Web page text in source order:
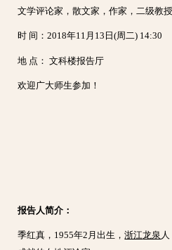
文学评论家，散文家，作家，二级教授
时 间：2018年11月13日(周二) 14:30
地 点： 文科楼报告厅
欢迎广大师生参加！
报告人简介：
季红真，1955年2月出生，浙江龙泉